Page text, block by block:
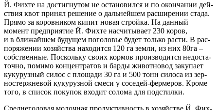
Й. Фих­те на достиг­ну­том не оста­но­вил­ся и по окон­ча­нии дей­
ствия квот при­нял реше­ние о даль­ней­шем рас­ши­ре­нии ста­да.
Пря­мо за коров­ни­ком кипит новая строй­ка. На дан­ный
момент пред­при­я­тие Й. Фих­те насчи­ты­ва­ет 230 коров,
и в бли­жай­шем буду­щем пого­ло­вье будет толь­ко рас­ти. В рас­
по­ря­же­нии хозяй­ства нахо­дит­ся 120 га зем­ли, из них 80га –
соб­ствен­ные. Посколь­ку сво­их кор­мов про­из­во­дит­ся недо­ста­
точ­но, поми­мо кон­цен­тра­тов и бар­ды живот­но­вод заку­па­ет
куку­руз­ный силос с пло­ща­ди 30 га и 500 тонн сило­са из зер­
но­стерж­не­вой куку­руз­ной сме­си у сосе­дей-фер­ме­ров. Кро­ме
того, в спи­сок поку­пок вхо­дит соло­ма для подстилки.